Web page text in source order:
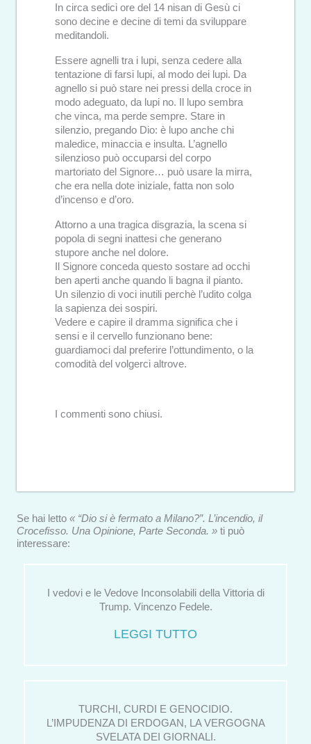
In circa sedici ore del 14 nisan di Gesù ci
sono decine e decine di temi da sviluppare
meditandoli.
Essere agnelli tra i lupi, senza cedere alla
tentazione di farsi lupi, al modo dei lupi. Da
agnello si può stare nei pressi della croce in
modo adeguato, da lupi no. Il lupo sembra
che vinca, ma perde sempre. Stare in
silenzio, pregando Dio: è lupo anche chi
maledice, minaccia e insulta. L’agnello
silenzioso può occuparsi del corpo
martoriato del Signore… può usare la mirra,
che era nella dote iniziale, fatta non solo
d’incenso e d’oro.
Attorno a una tragica disgrazia, la scena si
popola di segni inattesi che generano
stupore anche nel dolore.
Il Signore conceda questo sostare ad occhi
ben aperti anche quando li bagna il pianto.
Un silenzio di voci inutili perchè l’udito colga
la sapienza dei sospiri.
Vedere e capire il dramma significa che i
sensi e il cervello funzionano bene:
guardiamoci dal preferire l’ottundimento, o la
comodità del volgerci altrove.
I commenti sono chiusi.
Se hai letto « “Dio si è fermato a Milano?”. L’incendio, il
Crocefisso. Una Opinione, Parte Seconda. » ti può
interessare:
I vedovi e le Vedove Inconsolabili della Vittoria di
Trump. Vincenzo Fedele.
LEGGI TUTTO
TURCHI, CURDI E GENOCIDIO.
L’IMPUDENZA DI ERDOGAN, LA VERGOGNA
SVELATA DEI GIORNALI.